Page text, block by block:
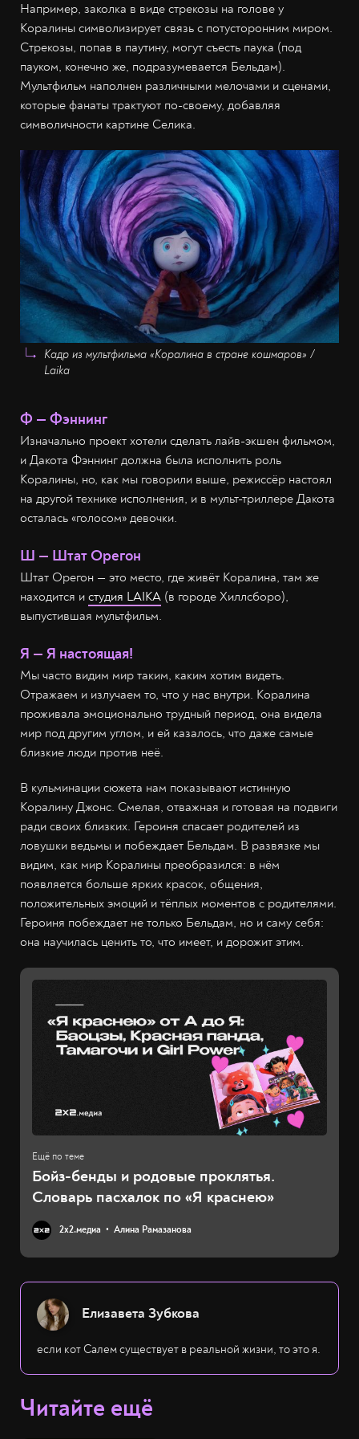
Например, заколка в виде стрекозы на голове у
Коралины символизирует связь с потусторонним миром.
Стрекозы, попав в паутину, могут съесть паука (под
пауком, конечно же, подразумевается Бельдам).
Мультфильм наполнен различными мелочами и сценами,
которые фанаты трактуют по-своему, добавляя
символичности картине Селика.
Кадр из мультфильма «Коралина в стране кошмаров» /
Laika
Ф — Фэннинг
Изначально проект хотели сделать лайв-экшен фильмом,
и Дакота Фэннинг должна была исполнить роль
Коралины, но, как мы говорили выше, режиссёр настоял
на другой технике исполнения, и в мульт-триллере Дакота
осталась «голосом» девочки.
Ш — Штат Орегон
Штат Орегон — это место, где живёт Коралина, там же
находится и студия LAIKA (в городе Хиллсборо),
выпустившая мультфильм.
Я — Я настоящая!
Мы часто видим мир таким, каким хотим видеть.
Отражаем и излучаем то, что у нас внутри. Коралина
проживала эмоционально трудный период, она видела
мир под другим углом, и ей казалось, что даже самые
близкие люди против неё.
В кульминации сюжета нам показывают истинную
Коралину Джонс. Смелая, отважная и готовая на подвиги
ради своих близких. Героиня спасает родителей из
ловушки ведьмы и побеждает Бельдам. В развязке мы
видим, как мир Коралины преобразился: в нём
появляется больше ярких красок, общения,
положительных эмоций и тёплых моментов с родителями.
Героиня побеждает не только Бельдам, но и саму себя:
она научилась ценить то, что имеет, и дорожит этим.
Бойз-бенды и родовые проклятья.
Словарь пасхалок по «Я краснею»
2х2.медиа Алина Рамазанова
Елизавета Зубкова
если кот Салем существует в реальной жизни, то это я.
Читайте ещё